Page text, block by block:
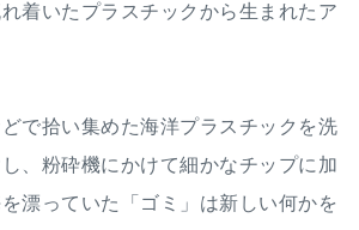
着いたプラスチックから生まれたア
で拾い集めた海洋プラスチックを洗
、粉砕機にかけて細かなチップに加
漂っていた「ゴミ」は新しい何かを